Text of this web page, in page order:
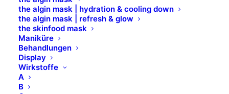
the algin mask | hydration & cooling down
the algin mask | refresh & glow
the skinfood mask
Maniküre
Behandlungen
Display
Wirkstoffe
A
B
MINERALÖL, PETROLATUM & PARFÜM
HYPOALLERGEN*
DERMATOLOGISCH GETESTET
Der LIPSTICK besitzt eine zartschmelzende
Textur und überzeugt mit einem